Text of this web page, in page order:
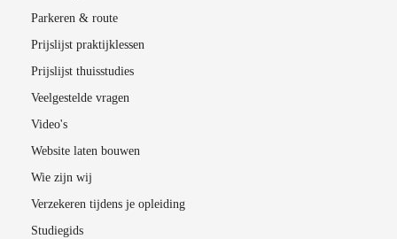
Parkeren & route
Prijslijst praktijklessen
Prijslijst thuisstudies
Veelgestelde vragen
Video's
Website laten bouwen
Wie zijn wij
Verzekeren tijdens je opleiding
Studiegids